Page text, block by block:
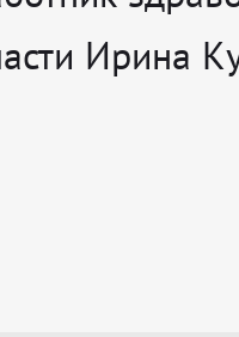
Ирина